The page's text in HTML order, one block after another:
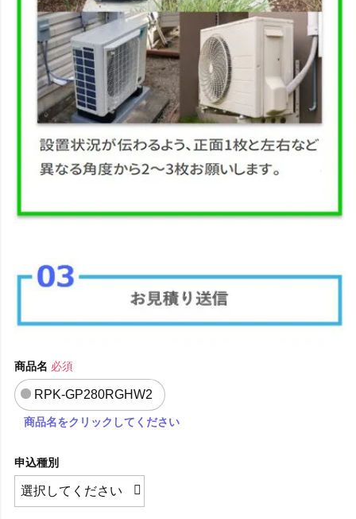
商品名 必須
RPK-GP280RGHW2
商品名をクリックしてください
申込種別